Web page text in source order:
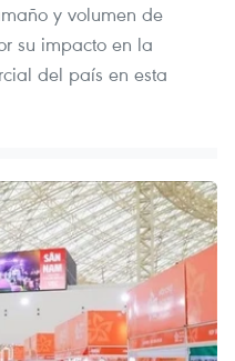
y volumen de
su impacto en la
del país en esta